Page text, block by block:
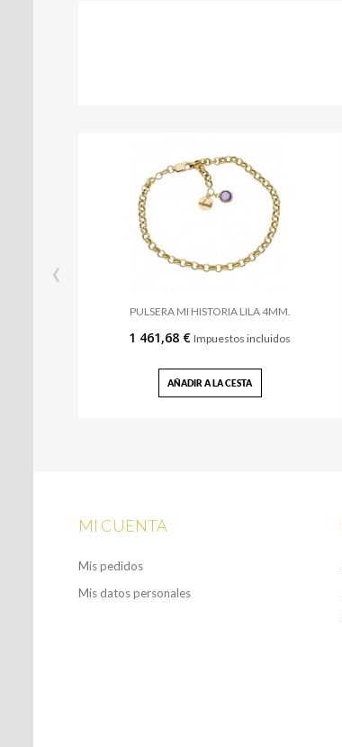
‹
PULSERA MI HISTORIA LILA 4MM.
1 461,68 € Impuestos incluidos
AÑADIR A LA CESTA
MI CUENTA
Mis pedidos
Mis datos personales